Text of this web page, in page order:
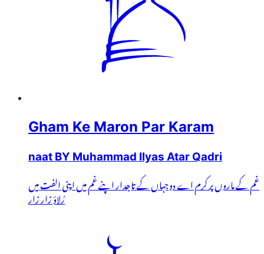
Gham Ke Maron Par Karam
naat BY Muhammad Ilyas Atar Qadri
غم کے ماروں پر کرم اے دوجہاں کے تاجدار اپنے غم میں اپنی الفت میں
رُلاؤ زار زار